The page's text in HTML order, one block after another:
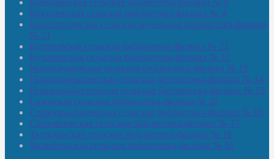
Кокушевская сельская библиотека-филиал № 4
Краснохолмская сельская модельная библиотека-филиал
№ 21
Кутеремская сельская библиотека-филиал № 22
Кучашевская сельская библиотека-филиал № 11
Малокачаковская сельская библиотека-филиал № 12
Нижнекачмашевская сельская библиотека-филиал № 14
Новокильбахтинская сельская библиотека-филиал № 19
Сазовская сельская библиотека-филиал № 20
Староорьебашевская сельская библиотека-филиал № 16
Старояшевская сельская библиотека-филиал № 17
Тюльдинская сельская библиотека-филиал № 18
Чилибеевская сельская библиотека-филиал № 10